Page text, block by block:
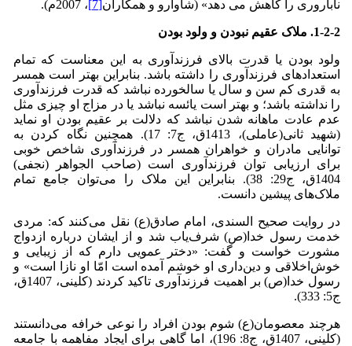
ناباروری را کاهش می دهد» (شاوارو و همکاران[7] ، 2007م).
1-2-2. ملاک عقیم نبودن و ولود بودن
ولود بودن یا قدرت بالای فرزندآوری به این معناست که تمام
استعدادهای فرزندآوری را داشته باشد. بنابراین بهتر است همسر
به قدری کم سن و سال یا سالخو‌رده نباشد که قدرت فرزندآوری
را نداشته باشد؛ و بهتر است یائسه نباشد یا در مزاج او چیزی مثل
عدم عادت ماهانه شدن نباشد که دلالت بر عقیم بودن او نماید
(شهید ثانی(عاملی)، 1413ق، ج7: 17). همچنین نگاه کردن به
توانایی مادران و خواهران همسر در فرزندآوری شاخص خوبی
برای ارزیابی توان فرزندآوری است (صاحب الجواهر (نجفی)
1404ق، ج29: 38). بنابراین این ملاک را می‌توان جامع تمام
ملاک‌های پیشین دانست.
در روایت صحیح السندی، امام صادق(ع) نقل می‌کنند که: مردی
خدمت رسول خدا(ص) شرف‌یاب شد و از ایشان درباره ازدواج
مشورت خواست و گفت: «دختر عمویی دارم که از زیبایی و
خوش‌اخلاقی و دین‌داری او خوشم آمده است امّا او نازا است» و
رسول خدا(ص) بر اهمیت فرزندآوری تاکید کردند (کلینی، 1407ق،
ج5: 333).
هرچند معصومان(ع) شوم بودن افراد را نوعی خرافه می‌دانستند
(کلینی، 1407ق، ج8: 196)، اما گاهی برای ایجاد مفاهمه با جامعه